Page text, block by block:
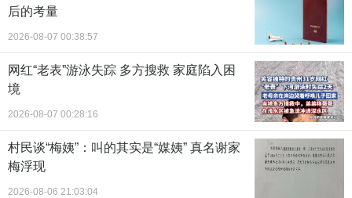
后的考量
2026-08-07 00:38:57
网红“老表”游泳失踪 多方搜救 家庭陷入困
境
2026-08-07 00:28:16
村民谈“梅姨”：叫的其实是“媒姨” 真名谢家
梅浮现
2026-08-06 21:03:04